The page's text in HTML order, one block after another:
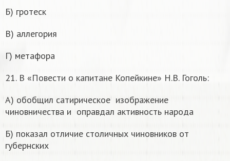
Б) гротеск
В) аллегория
Г) метафора
21. В «Повести о капитане Копейкине» Н.В. Гоголь:
А) обобщил сатирическое изображение
чиновничества и оправдал активность народа
Б) показал отличие столичных чиновников от
губернских